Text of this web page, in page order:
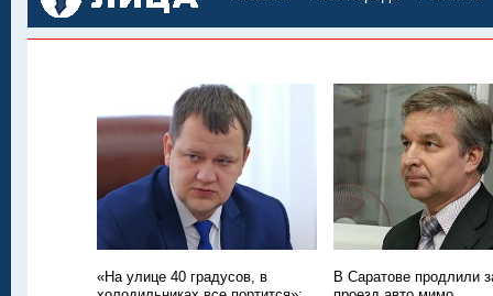
«На улице 40 градусов, в
В Саратове продлили